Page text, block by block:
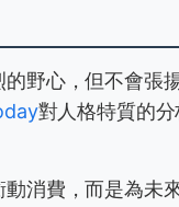
野心，但不會張
對人格特質的
消費，而是為未